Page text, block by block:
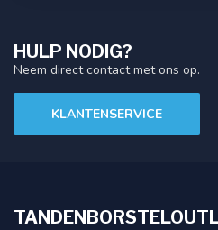
HULP NODIG?
Neem direct contact met ons op.
KLANTENSERVICE